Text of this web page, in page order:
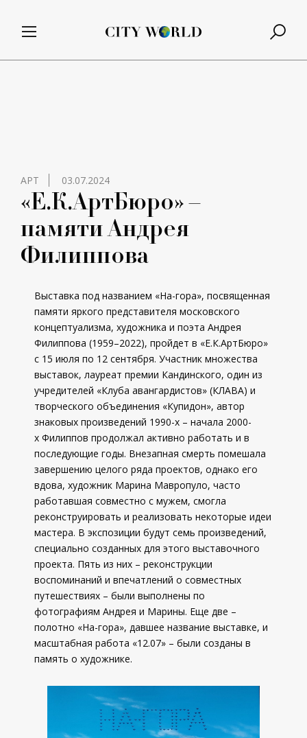
АРТ 03.07.2024
«Е.К.АртБюро» –
памяти Андрея
Филиппова
Выставка под названием «На-гора», посвященная
памяти яркого представителя московского
концептуализма, художника и поэта Андрея
Филиппова (1959–2022), пройдет в «Е.К.АртБюро»
с 15 июля по 12 сентября. Участник множества
выставок, лауреат премии Кандинского, один из
учредителей «Клуба авангардистов» (КЛАВА) и
творческого объединения «Купидон», автор
знаковых произведений 1990-х – начала 2000-
х Филиппов продолжал активно работать и в
последующие годы. Внезапная смерть помешала
завершению целого ряда проектов, однако его
вдова, художник Марина Мавропуло, часто
работавшая совместно с мужем, смогла
реконструировать и реализовать некоторые идеи
мастера. В экспозиции будут семь произведений,
специально созданных для этого выставочного
проекта. Пять из них – реконструкции
воспоминаний и впечатлений о совместных
путешествиях – были выполнены по
фотографиям Андрея и Марины. Еще две –
полотно «На-гора», давшее название выставке, и
масштабная работа «12.07» – были созданы в
память о художнике.